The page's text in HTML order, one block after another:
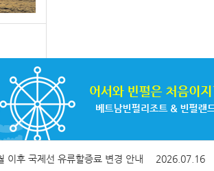
이후 국제선 유류할증료 변경 안내 2026.07.16